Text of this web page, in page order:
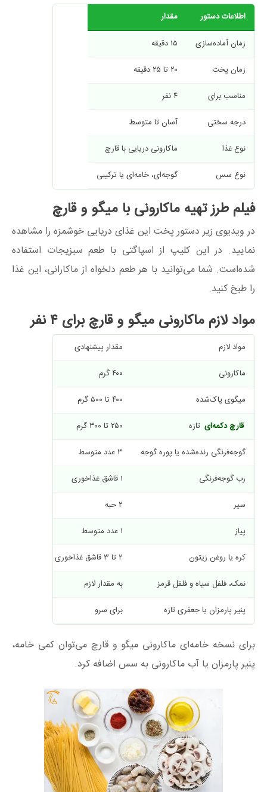
اطلاعات دستور مقدار
زمان آماده‌سازی
۱۵ دقیقه
زمان پخت
۲۰ تا ۲۵ دقیقه
مناسب برای
۴ نفر
درجه سختی
آسان تا متوسط
نوع غذا
ماکارونی دریایی با قارچ
نوع سس
گوجه‌ای، خامه‌ای یا ترکیبی
فیلم طرز تهیه ماکارونی با میگو و قارچ
در ویدیوی زیر دستور پخت این غذای دریایی خوشمزه را مشاهده
نمایید. در این کلیپ از اسپاگتی با طعم سبزیجات استفاده
شده‌است. شما می‌توانید با هر طعم دلخواه از ماکارانی، این غذا
را طبخ کنید.
مواد لازم ماکارونی میگو و قارچ برای ۴ نفر
مواد لازم
مقدار پیشنهادی
ماکارونی
۴۰۰ گرم
میگوی پاک‌شده
۴۰۰ تا ۵۰۰ گرم
قارچ دکمه‌ای تازه
۲۵۰ تا ۳۰۰ گرم
گوجه‌فرنگی رنده‌شده یا پوره گوجه
۳ عدد متوسط
رب گوجه‌فرنگی
۱ قاشق غذاخوری
سیر
۲ حبه
پیاز
۱ عدد متوسط
کره یا روغن زیتون
۲ تا ۳ قاشق غذاخوری
نمک، فلفل سیاه و فلفل قرمز
به مقدار لازم
پنیر پارمزان یا جعفری تازه
برای سرو
برای نسخه خامه‌ای ماکارونی میگو و قارچ می‌توان کمی خامه،
پنیر پارمزان یا آب ماکارونی به سس اضافه کرد.